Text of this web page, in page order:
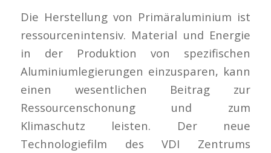
Die Herstellung von Primäraluminium ist
ressourcenintensiv. Material und Energie
in der Produktion von spezifischen
Aluminiumlegierungen einzusparen, kann
einen wesentlichen Beitrag zur
Ressourcenschonung und zum
Klimaschutz leisten. Der neue
Technologiefilm des VDI Zentrums